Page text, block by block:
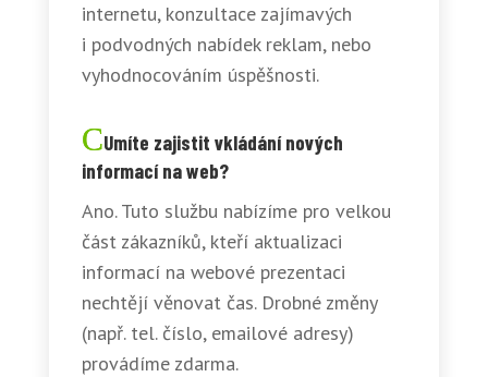
internetu, konzultace zajímavých
i podvodných nabídek reklam, nebo
vyhodnocováním úspěšnosti.
Umíte zajistit vkládání nových
informací na web?
Ano. Tuto službu nabízíme pro velkou
část zákazníků, kteří aktualizaci
informací na webové prezentaci
nechtějí věnovat čas. Drobné změny
(např. tel. číslo, emailové adresy)
provádíme zdarma.